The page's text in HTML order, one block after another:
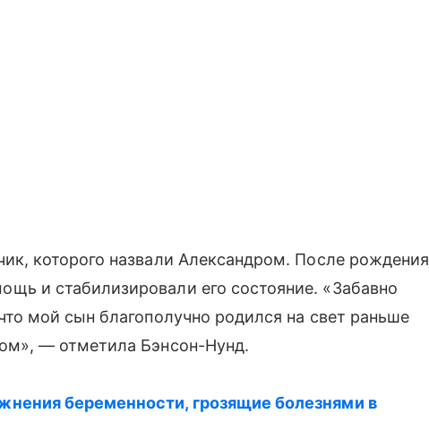
которого назвали Александром. После рождения
и стабилизировали его состояние. «Забавно
мой сын благополучно родился на свет раньше
— отметила Бэнсон-Нунд.
беременности, грозящие болезнями в